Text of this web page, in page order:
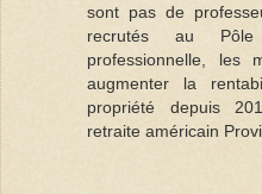
sont pas de
recrutés au Pôle
professionnelle, les
augmenter la
propriété depuis
retraite américain